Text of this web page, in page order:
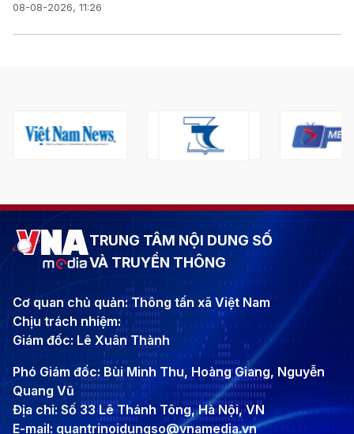
08-08-2026, 11:26
TRUNG TÂM NỘI DUNG SỐ
VÀ TRUYỀN THÔNG
Cơ quan chủ quản: Thông tấn xã Việt Nam
Chịu trách nhiệm:
Giám đốc: Lê Xuân Thành
Phó Giám đốc: Bùi Minh Thu, Hoàng Giang, Nguyễn
Quang Vũ
Địa chỉ: Số 33 Lê Thánh Tông, Hà Nội, VN
E-mail: quantrinoidungso@vnamedia.vn